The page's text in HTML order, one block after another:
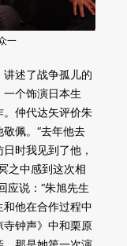
一
述了战争孤儿的
个饰演日本生
仲代达矢评价朱
佩。“去年他去
时我见到了他，
之中感到这次相
应说：“朱旭先生
他在合作过程中
钟声》中和栗原